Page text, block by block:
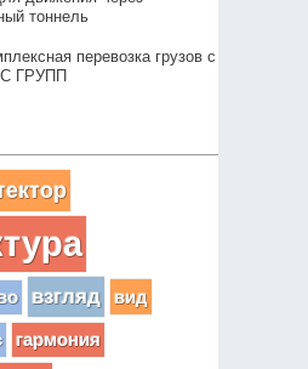
тоннель
перевозка грузов с
ГРУПП
взгляд вид
гармония